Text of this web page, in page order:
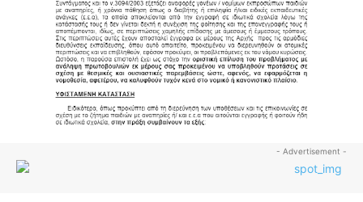
- Advertisement -